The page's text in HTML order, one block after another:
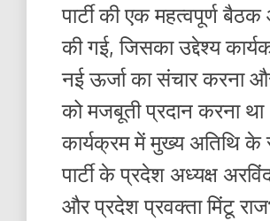
पार्टी की एक महत्वपूर्ण
की गई, जिसका उद्देश्य
नई ऊर्जा का संचार करना
को मजबूती प्रदान करना
कार्यक्रम में मुख्य अतिथि
पार्टी के प्रदेश अध्यक्ष
और प्रदेश प्रवक्ता मिंटू